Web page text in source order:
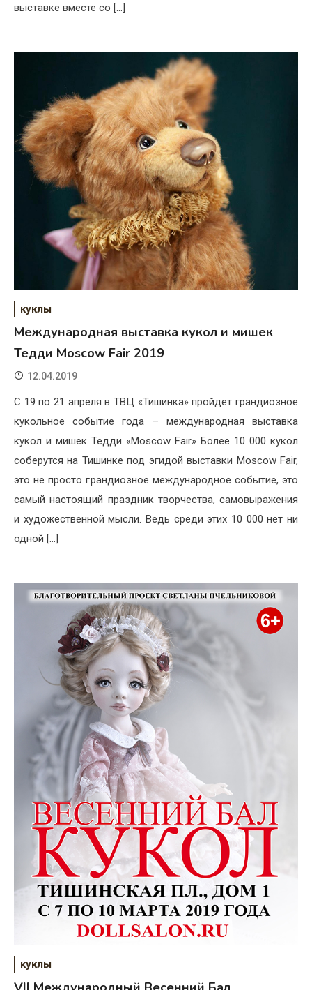
выставке вместе со […]
куклы
Международная выставка кукол и мишек
Тедди Moscow Fair 2019
12.04.2019
С 19 по 21 апреля в ТВЦ «Тишинка» пройдет грандиозное
кукольное событие года – международная выставка
кукол и мишек Тедди «Moscow Fair» Более 10 000 кукол
соберутся на Тишинке под эгидой выставки Moscow Fair,
это не просто грандиозное международное событие, это
самый настоящий праздник творчества, самовыражения
и художественной мысли. Ведь среди этих 10 000 нет ни
одной […]
куклы